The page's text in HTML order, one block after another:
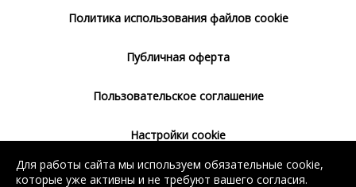
Политика использования файлов cookie
Публичная оферта
Пользовательское соглашение
Настройки cookie
Согласие на использование сервиса
Для работы сайта мы используем обязательные cookie,
которые уже активны и не требуют вашего согласия.